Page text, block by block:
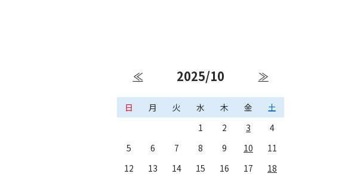
≪ 2025/10 ≫
日 月 火 水 木 金
土
1
2 3
4
5
6 7 8 9 10
11
12
13 14 15 16 17
18